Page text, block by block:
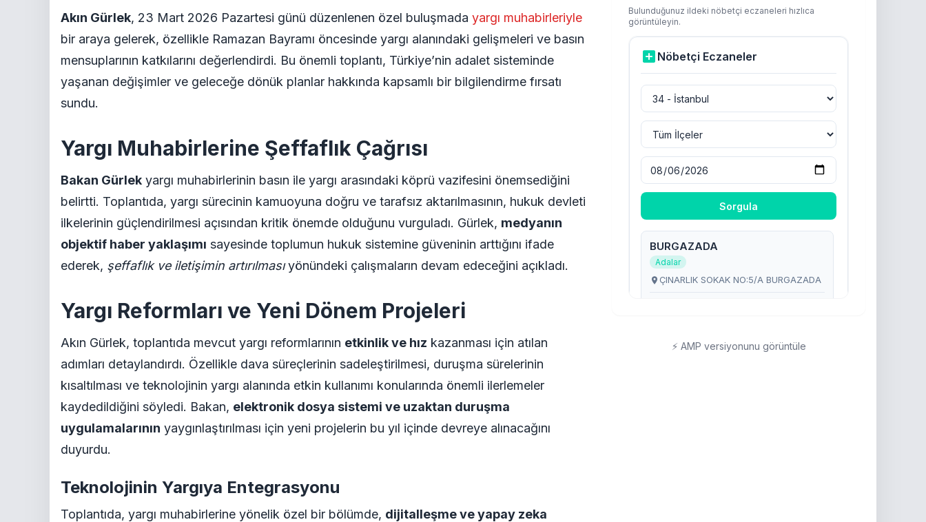
Akın Gürlek, 23 Mart 2026 Pazartesi günü düzenlenen özel buluşmada yargı muhabirleriyle
bir araya gelerek, özellikle Ramazan Bayramı öncesinde yargı alanındaki gelişmeleri ve basın
mensuplarının katkılarını değerlendirdi. Bu önemli toplantı, Türkiye’nin adalet sisteminde
yaşanan değişimler ve geleceğe dönük planlar hakkında kapsamlı bir bilgilendirme fırsatı
sundu.
Yargı Muhabirlerine Şeffaflık Çağrısı
Bakan Gürlek yargı muhabirlerinin basın ile yargı arasındaki köprü vazifesini önemsediğini
belirtti. Toplantıda, yargı sürecinin kamuoyuna doğru ve tarafsız aktarılmasının, hukuk devleti
ilkelerinin güçlendirilmesi açısından kritik önemde olduğunu vurguladı. Gürlek, medyanın
objektif haber yaklaşımı sayesinde toplumun hukuk sistemine güveninin arttığını ifade
ederek, şeffaflık ve iletişimin artırılmasıyönündeki çalışmaların devam edeceğini açıkladı.
Yargı Reformları ve Yeni Dönem Projeleri
Akın Gürlek, toplantıda mevcut yargı reformlarının etkinlik ve hız kazanması için atılan
adımları detaylandırdı. Özellikle dava süreçlerinin sadeleştirilmesi, duruşma sürelerinin
kısaltılması ve teknolojinin yargı alanında etkin kullanımı konularında önemli ilerlemeler
kaydedildiğini söyledi. Bakan, elektronik dosya sistemi ve uzaktan duruşma
uygulamalarının yaygınlaştırılması için yeni projelerin bu yıl içinde devreye alınacağını
duyurdu.
Teknolojinin Yargıya Entegrasyonu
Toplantıda, yargı muhabirlerine yönelik özel bir bölümde, dijitalleşme ve yapay zeka
Bulunduğunuz ildeki nöbetçi eczaneleri hızlıca
görüntüleyin.
⚡ AMP versiyonunu görüntüle